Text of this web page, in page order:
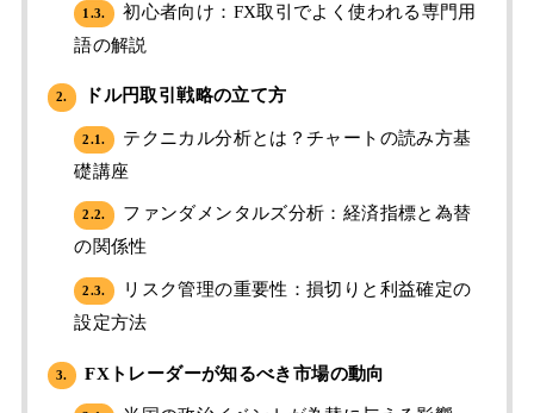
1.3.
初心者向け：FX取引でよく使われる専門用
語の解説
2. ドル円取引戦略の立て方
2.1.
テクニカル分析とは？チャートの読み方基
礎講座
2.2.
ファンダメンタルズ分析：経済指標と為替
の関係性
2.3.
リスク管理の重要性：損切りと利益確定の
設定方法
3. FXトレーダーが知るべき市場の動向